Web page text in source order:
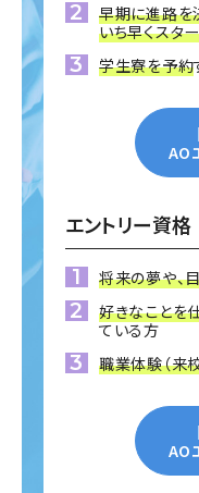
早期に進路を
いち早くスタ
学生寮を予約
AO
エントリー資格
将来の夢や、
好きなことを
ている方
職業体験（来
AO